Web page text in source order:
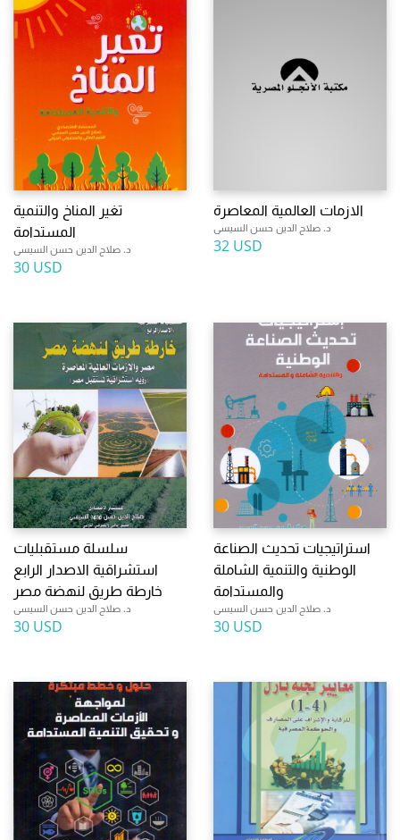
تغير المناخ والتنمية
المستدامة
د. صلاح الدين حسن السيسى
30 USD
الازمات العالمية المعاصرة
د. صلاح الدين حسن السيسى
32 USD
سلسلة مستقبليات
استشراقية الاصدار الرابع
خارطة طريق لنهضة مصر
د. صلاح الدين حسن السيسى
30 USD
استراتيجيات تحديث الصناعة
الوطنية والتنمية الشاملة
والمستدامة
د. صلاح الدين حسن السيسى
30 USD